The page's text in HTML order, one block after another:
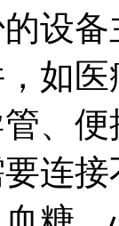
设
如
、
连